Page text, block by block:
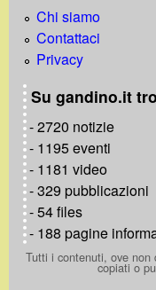
Chi siamo
Contattaci
Privacy
Su gandino.it
- 2720 notizie
- 1195 eventi
- 1181 video
- 329 pubblicazioni
- 54 files
- 188 pagine
Tutti i contenuti, ove non
copiati o